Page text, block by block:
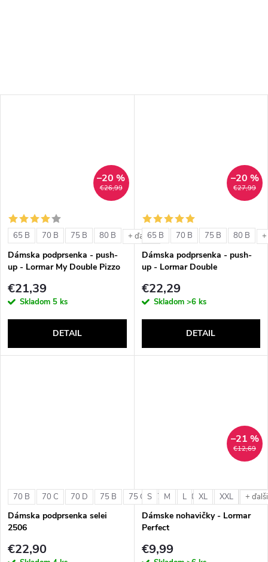
€26,99
–20 %
65 B 70 B 75 B 80 B + ďalšie
Dámska podprsenka - push-
up - Lormar My Double Pizzo
€21,39
Skladom 5 ks
DETAIL
€27,99
–20 %
65 B 70 B 75 B 80 B
Dámska podprsenka - push-
up - Lormar Double
€22,29
Skladom >6 ks
DETAIL
70 B 70 C 70 D 75 B 75 C 75 D 80 B 80 C 80 D
Dámska podprsenka selei
2506
€22,90
€12,69
–21 %
S M L XL XXL +
Dámske nohavičky - Lormar
Perfect
€9,99